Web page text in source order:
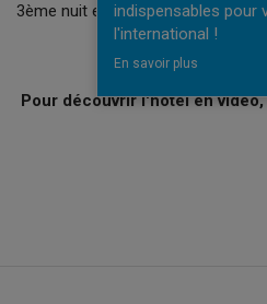
3ème nuit est offerte !
Pour découvrir l'hôtel en vidéo,
indispensables pour
l'international !
En savoir plus